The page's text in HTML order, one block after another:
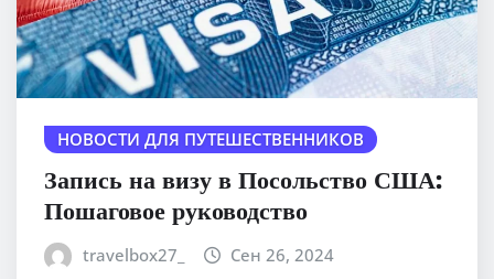
НОВОСТИ ДЛЯ ПУТЕШЕСТВЕННИКОВ
Запись на визу в Посольство США:
Пошаговое руководство
travelbox27_ Сен 26, 2024